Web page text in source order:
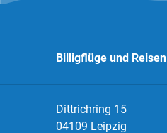
Billigflüge und Reisen
Dittrichring 15
04109 Leipzig